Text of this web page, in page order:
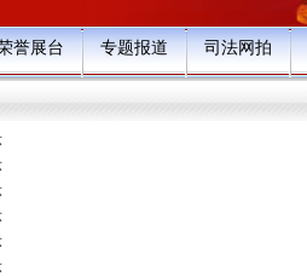
誉展台 专题报道 司法网拍